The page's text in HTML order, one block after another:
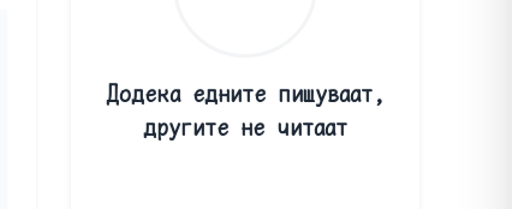
Додека едните пишуваат,
другите не читаат